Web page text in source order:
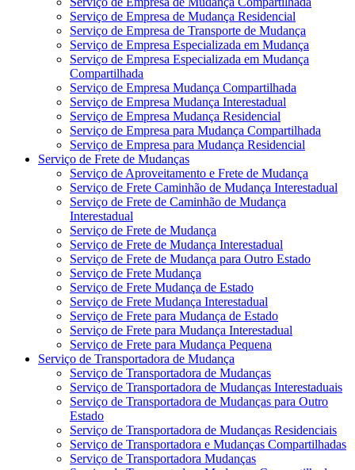
Serviço de Empresa de Mudança Residencial
Serviço de Empresa de Transporte de Mudança
Serviço de Empresa Especializada em Mudança
Serviço de Empresa Especializada em Mudança
Compartilhada
Serviço de Empresa Mudança Compartilhada
Serviço de Empresa Mudança Interestadual
Serviço de Empresa Mudança Residencial
Serviço de Empresa para Mudança Compartilhada
Serviço de Empresa para Mudança Residencial
Serviço de Frete de Mudanças
Serviço de Aproveitamento e Frete de Mudança
Serviço de Frete Caminhão de Mudança Interestadual
Serviço de Frete de Caminhão de Mudança
Interestadual
Serviço de Frete de Mudança
Serviço de Frete de Mudança Interestadual
Serviço de Frete de Mudança para Outro Estado
Serviço de Frete Mudança
Serviço de Frete Mudança de Estado
Serviço de Frete Mudança Interestadual
Serviço de Frete para Mudança de Estado
Serviço de Frete para Mudança Interestadual
Serviço de Frete para Mudança Pequena
Serviço de Transportadora de Mudança
Serviço de Transportadora de Mudanças
Serviço de Transportadora de Mudanças Interestaduais
Serviço de Transportadora de Mudanças para Outro
Estado
Serviço de Transportadora de Mudanças Residenciais
Serviço de Transportadora e Mudanças Compartilhadas
Serviço de Transportadora Mudanças